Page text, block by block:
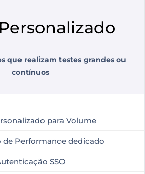
que realizam testes grandes ou
contínuos
para Volume
de Performance dedicado
SSO